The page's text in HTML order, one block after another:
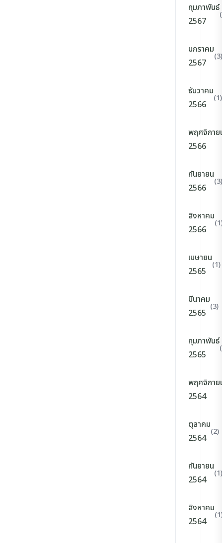
กุมภาพันธ์
2567
มกราคม
2567
(3)
ธันวาคม
2566
(1)
พฤศจิกาย
2566
กันยายน
2566
(3)
สิงหาคม
2566
เมษายน
2565
(1)
มีนาคม
2565
(3)
กุมภาพันธ์
2565
พฤศจิกาย
2564
ตุลาคม
2564
(2)
กันยายน
2564
(1)
สิงหาคม
2564